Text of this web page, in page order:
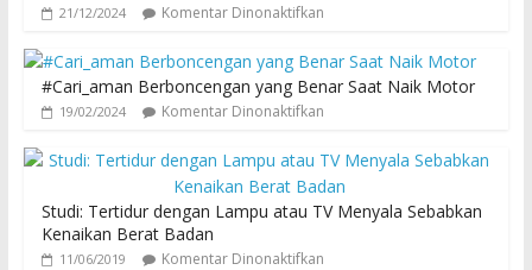
21/12/2024 Komentar Dinonaktifkan
#Cari_aman Berboncengan yang Benar Saat Naik Motor
19/02/2024 Komentar Dinonaktifkan
Studi: Tertidur dengan Lampu atau TV Menyala Sebabkan
Kenaikan Berat Badan
11/06/2019 Komentar Dinonaktifkan